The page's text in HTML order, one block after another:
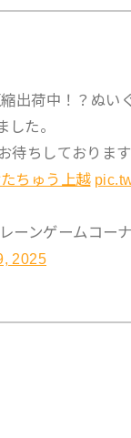
出荷中！？ぬい
した。
待ちしております
ちゅう上越
ーンゲームコー
2025